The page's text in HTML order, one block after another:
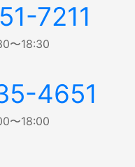
7211
〜18:30
4651
〜18:00